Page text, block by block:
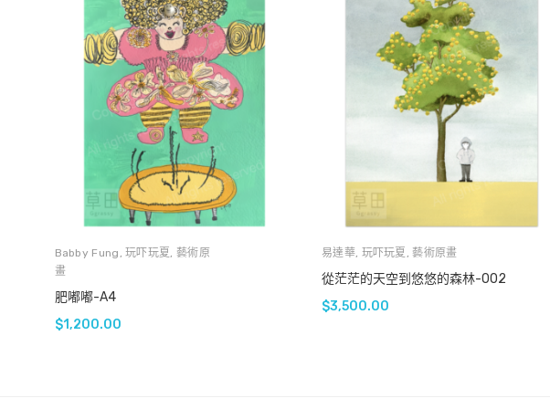
Babby Fung ,玩吓玩夏 , 藝術原
畫
肥嘟嘟-A4
$1,200.00
易達華, 玩吓玩夏 , 藝術原畫
從茫茫的天空到悠悠的森林-002
$3,500.00